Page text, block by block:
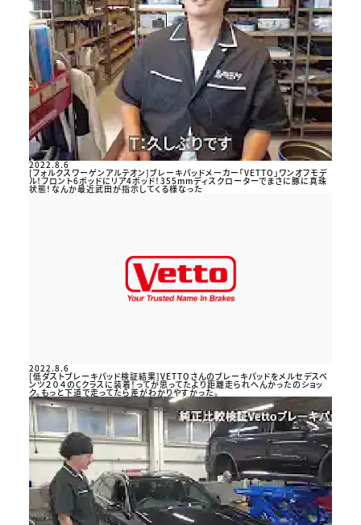
2022.8.6
[フォルクスワーゲンアルテオン]ブレーキパッドメーカー「VETTO」ワンオフモデ
ル！フロント6ポッドにリア4ポッド！355mmディスクローターでまさに豚に真珠
状態！なんか最近武田が指示してくる様なった
2022.8.6
[低ダストブレーキパッド検証結果]VETTOさんのブレーキパッドをメルセデスベ
ンツ２０４のCクラスに装着！ってか思ってたより距離走られへんかったのショッ
ク。もっと下道で走ってたら差がわかりやすかった。